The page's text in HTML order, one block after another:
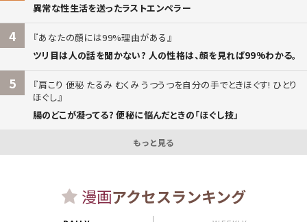
異常な性生活を送ったラストエンペラー
4
あなたの顔には99%理由がある
ツリ目は人の話を聞かない? 人の性格は、顔を見れば99%わかる。
5
肩こり 便秘 たるみ むくみ うつうつを自分の手でときほぐす! ひとり
ほぐし
腸のどこが凝ってる? 便秘に悩んだときの「ほぐし技」
もっと見る
漫画アクセスランキング